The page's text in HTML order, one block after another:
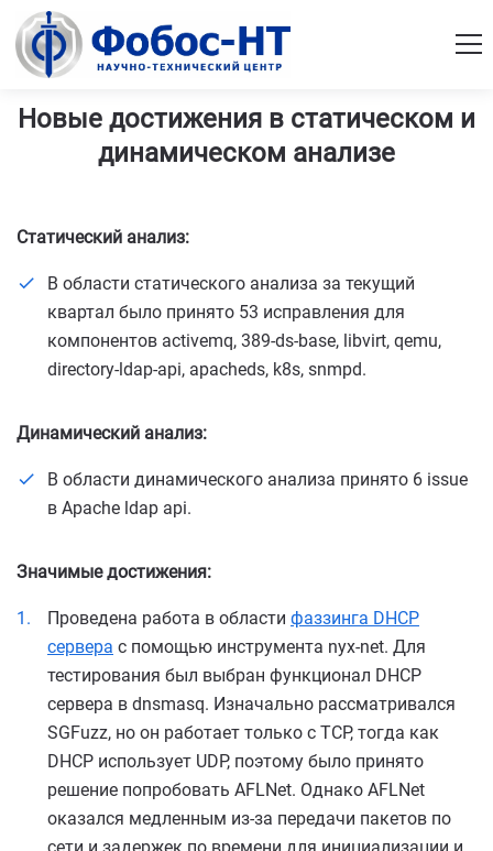
Новые достижения в статическом и
динамическом анализе
Статический анализ:
В области статического анализа за текущий
квартал было принято 53 исправления для
компонентов activemq, 389-ds-base, libvirt, qemu,
directory-ldap-api, apacheds, k8s, snmpd.
Динамический анализ:
В области динамического анализа принято 6 issue
в Apache ldap api.
Значимые достижения:
Проведена работа в области фаззинга DHCP
сервера с помощью инструмента nyx-net. Для
тестирования был выбран функционал DHCP
сервера в dnsmasq. Изначально рассматривался
SGFuzz, но он работает только с TCP, тогда как
DHCP использует UDP, поэтому было принято
решение попробовать AFLNet. Однако AFLNet
оказался медленным из-за передачи пакетов по